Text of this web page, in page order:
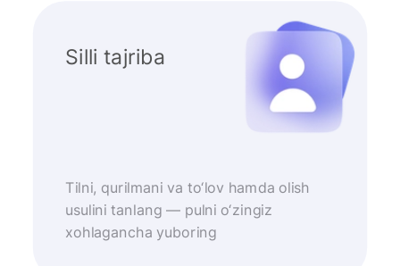
Silli tajriba
Tilni, qurilmani va to‘lov hamda olish
usulini tanlang — pulni o‘zingiz
xohlagancha yuboring